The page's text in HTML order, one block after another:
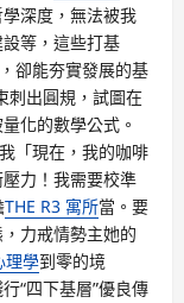
深度，無法被我
等，這些打基
卻能夯實發展的基
刺出圓規，試圖在
化的數學公式。
「現在，我的咖啡
力！我需要校準
THE R3 寓所當。要
力戒情勢主她的
理學到零的境
“四下基層”優良傳